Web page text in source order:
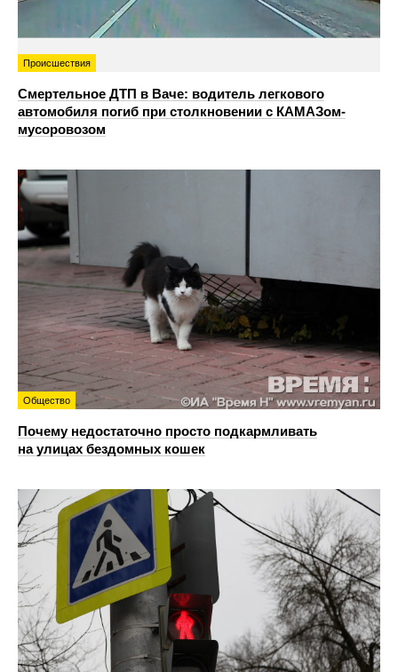
Происшествия
Смертельное ДТП в Ваче: водитель легкового
автомобиля погиб при столкновении с КАМАЗом-
мусоровозом
Общество
Почему недостаточно просто подкармливать
на улицах бездомных кошек